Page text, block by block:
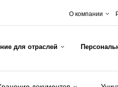
О компании
для отраслей